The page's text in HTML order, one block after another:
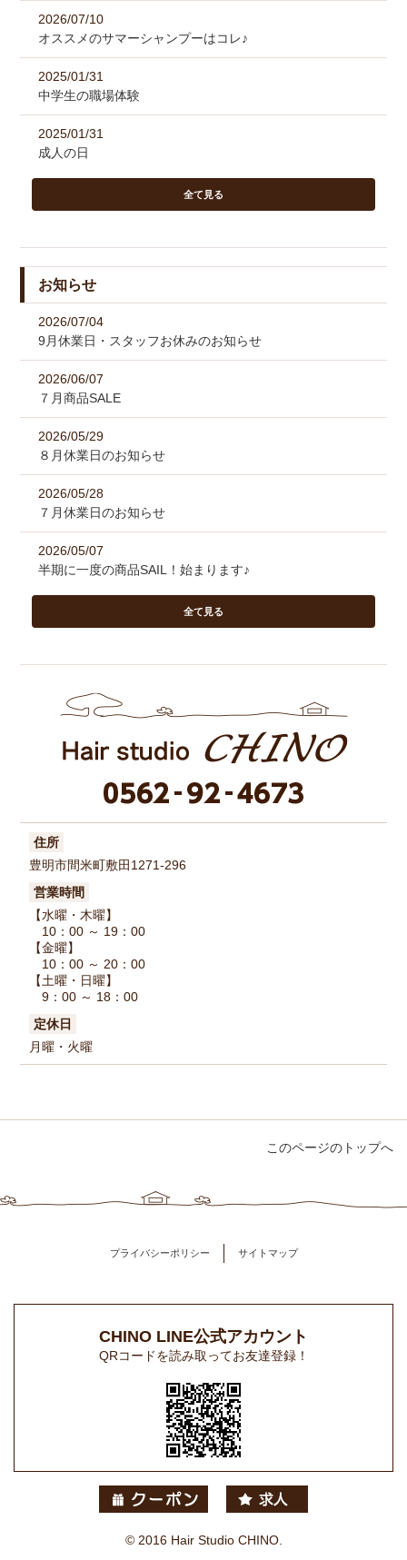
2026/07/10
オススメのサマーシャンプーはコレ♪
2025/01/31
中学生の職場体験
2025/01/31
成人の日
全て見る
お知らせ
2026/07/04
9月休業日・スタッフお休みのお知らせ
2026/06/07
７月商品SALE
2026/05/29
８月休業日のお知らせ
2026/05/28
７月休業日のお知らせ
2026/05/07
半期に一度の商品SAIL！始まります♪
全て見る
住所
豊明市間米町敷田1271-296
営業時間
【水曜・木曜】
10：00 ～ 19：00
【金曜】
10：00 ～ 20：00
【土曜・日曜】
9：00 ～ 18：00
定休日
月曜・火曜
このページのトップへ
プライバシーポリシー サイトマップ
CHINO LINE公式アカウント
QRコードを読み取ってお友達登録！
© 2016 Hair Studio CHINO.